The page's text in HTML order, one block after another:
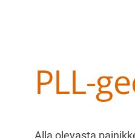
Tanskalais-
PLL-
Alla olevasta